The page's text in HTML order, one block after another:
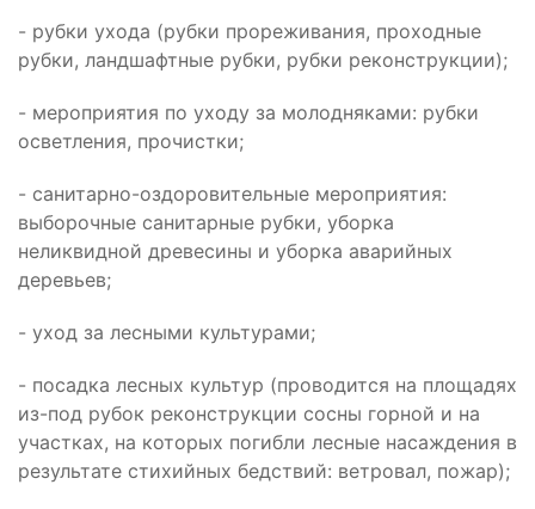
- рубки ухода (рубки прореживания, проходные
рубки, ландшафтные рубки, рубки реконструкции);
- мероприятия по уходу за молодняками: рубки
осветления, прочистки;
- санитарно-оздоровительные мероприятия:
выборочные санитарные рубки, уборка
неликвидной древесины и уборка аварийных
деревьев;
- уход за лесными культурами;
- посадка лесных культур (проводится на площадях
из-под рубок реконструкции сосны горной и на
участках, на которых погибли лесные насаждения в
результате стихийных бедствий: ветровал, пожар);